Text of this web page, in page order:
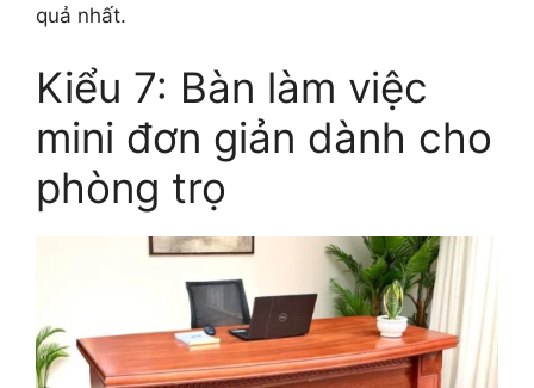
quả nhất.
Kiểu 7: Bàn làm việc
mini đơn giản dành cho
phòng trọ